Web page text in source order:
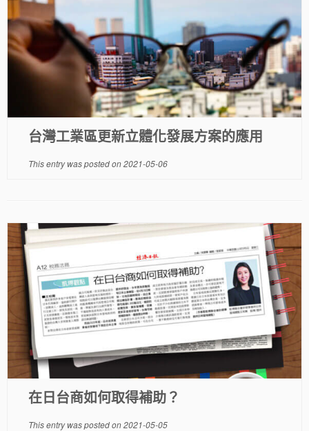
台灣工業區更新立體化發展方案的應用
This entry was posted on2021-05-06
在日台商如何取得補助？
This entry was posted on2021-05-05